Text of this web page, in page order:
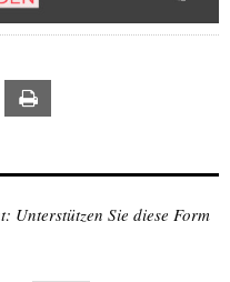
Email
Unterstützen Sie diese Form